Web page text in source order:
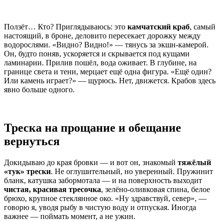
Ползёт… Кто? Приглядываюсь: это камчатский краб, самый
настоящий, в броне, деловито пересекает дорожку между
водорослями. «Видно? Видно!» — тянусь за экшн-камерой.
Он, будто поняв, ускоряется и скрывается под кущами
ламинарии. Прилив пошёл, вода оживает. В глубине, на
границе света и тени, мерцает ещё одна фигура. «Ещё один?
Или камень играет?» — щурюсь. Нет, движется. Крабов здесь
явно больше одного.
Треска на прощание и обещание
вернуться
Докидываю до края бровки — и вот он, знакомый тяжёлый
«тук» трески. Не оглушительный, но уверенный. Пружинит
бланк, катушка забормотала — и на поверхность выходит
чистая, красивая тресочка, зелёно-оливковая спина, белое
брюхо, крупное стеклянное око. «Ну здравствуй, север», —
говорю я, уводя рыбу в чистую воду и отпуская. Иногда
важнее — поймать момент, а не ужин.